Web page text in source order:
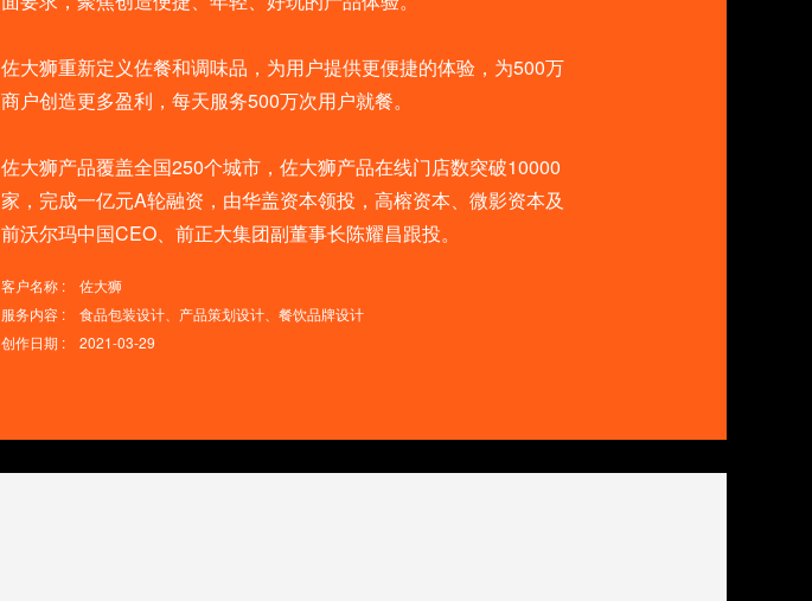
佐大狮重新定义佐餐和调味品，为用户提供更便捷的体验，为500万
商户创造更多盈利，每天服务500万次用户就餐。
佐大狮产品覆盖全国250个城市，佐大狮产品在线门店数突破10000
家，完成一亿元A轮融资，由华盖资本领投，高榕资本、微影资本及
前沃尔玛中国CEO、前正大集团副董事长陈耀昌跟投。
客户名称 : 佐大狮
服务内容 : 食品包装设计、产品策划设计、餐饮品牌设计
创作日期 : 2021-03-29